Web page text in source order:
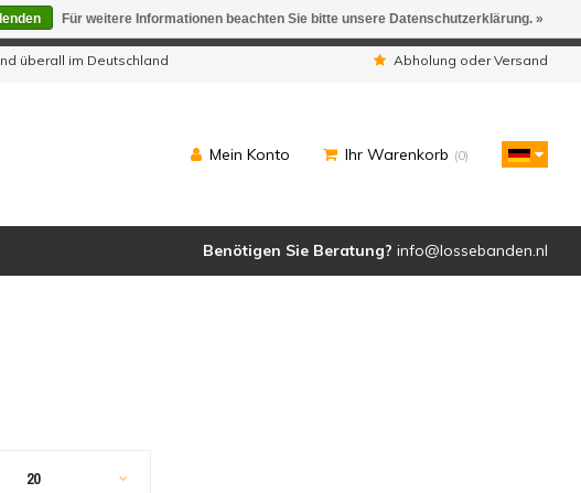
überall im Deutschland Abholung oder Versand
Mein Konto Ihr Warenkorb (0)
Benötigen Sie Beratung? info@lossebanden.nl
20
Für weitere Informationen beachten Sie bitte unsere Datenschutzerklärung. »
Bestellungen werden geliefert.